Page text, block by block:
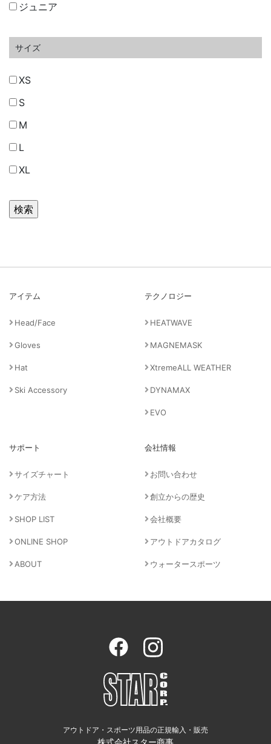
ジュニア
サイズ
XS
S
M
L
XL
アイテム
Head/Face
Gloves
Hat
Ski Accessory
テクノロジー
HEATWAVE
MAGNEMASK
XtremeALL WEATHER
DYNAMAX
EVO
サポート
サイズチャート
ケア方法
SHOP LIST
ONLINE SHOP
ABOUT
会社情報
お問い合わせ
創立からの歴史
会社概要
アウトドアカタログ
ウォータースポーツ
アウトドア・スポーツ用品の正規輸入・販売
株式会社スター商事